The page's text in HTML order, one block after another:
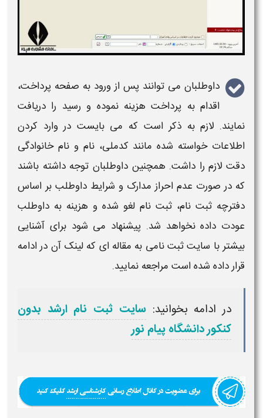
داوطلبان می توانند پس از ورود به صفحه پرداخت،
اقدام به پرداخت هزینهنموده و رسید را دریافت
نمایند. لازم به ذکر است که می بایست در وارد کردن
اطلاعات خواسته شده مانند کدملی، نام و نام خانوادگی
دقت لازم را داشت. همچنین داوطلبان توجه داشته باشند
که در صورت عدم احراز مدارک و شرایط داوطلب بر اساس
دفترچه ثبت نام، ثبت نام لغو شده و هزینه به داوطلب
عودت داده نخواهد شد. پیشنهاد می شود برای آشنایی
بیشتر با سایتثبت نامی به مقاله ای که لینک آن در ادامه
قرار داده شده است مراجعه نمایید.
در ادامه بخوانید: سایت ثبت نام ارشد بدون
کنکور دانشگاه پیام نور